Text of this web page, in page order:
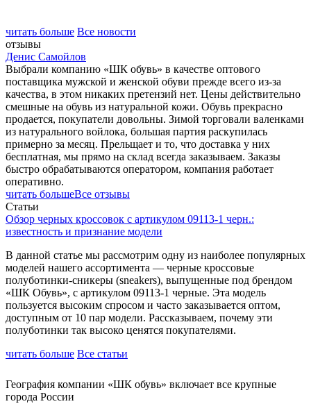
читать больше Все новости
отзывы
Денис Самойлов
Выбрали компанию «ШК обувь» в качестве оптового
поставщика мужской и женской обуви прежде всего из-за
качества, в этом никаких претензий нет. Цены действительно
смешные на обувь из натуральной кожи. Обувь прекрасно
продается, покупатели довольны. Зимой торговали валенками
из натурального войлока, большая партия раскупилась
примерно за месяц. Прельщает и то, что доставка у них
бесплатная, мы прямо на склад всегда заказываем. Заказы
быстро обрабатываются оператором, компания работает
оперативно.
читать большеВсе отзывы
Статьи
Обзор черных кроссовок с артикулом 09113-1 черн.:
известность и признание модели
В данной статье мы рассмотрим одну из наиболее популярных
моделей нашего ассортимента — черные кроссовые
полуботинки-сникеры (sneakers), выпущенные под брендом
«ШК Обувь», с артикулом 09113-1 черные. Эта модель
пользуется высоким спросом и часто заказывается оптом,
доступным от 10 пар модели. Рассказываем, почему эти
полуботинки так высоко ценятся покупателями.
читать больше Все статьи
География компании «ШК обувь» включает все крупные
города России